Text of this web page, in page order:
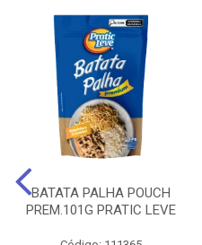
BATATA PALHA POUCH
PREM.101G PRATIC LEVE